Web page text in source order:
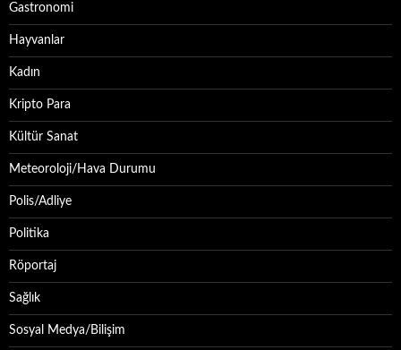
Gastronomi
Hayvanlar
Kadın
Kripto Para
Kültür Sanat
Meteoroloji/Hava Durumu
Polis/Adliye
Politika
Röportaj
Sağlık
Sosyal Medya/Bilişim